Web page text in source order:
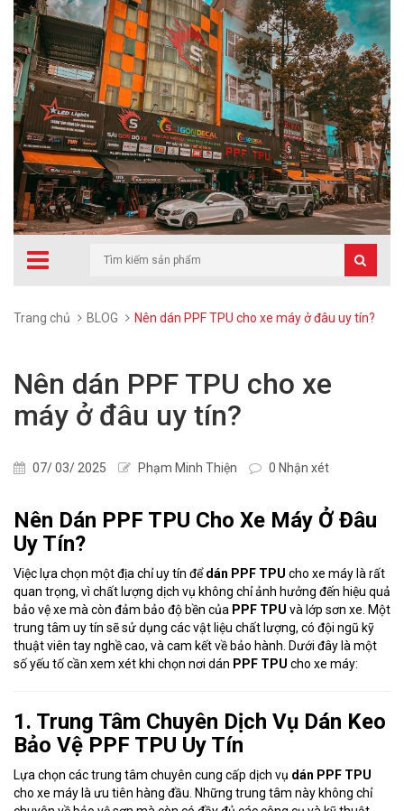
Trang chủ BLOG Nên dán PPF TPU cho xe máy ở đâu uy tín?
Nên dán PPF TPU cho xe
máy ở đâu uy tín?
07/ 03/ 2025 Phạm Minh Thiện 0 Nhận xét
Nên Dán PPF TPU Cho Xe Máy Ở Đâu
Uy Tín?
Việc lựa chọn một địa chỉ uy tín đểdán PPF TPU cho xe máy là rất
quan trọng, vì chất lượng dịch vụ không chỉ ảnh hưởng đến hiệu quả
bảo vệ xe mà còn đảm bảo độ bền của PPF TPU và lớp sơn xe. Một
trung tâm uy tín sẽ sử dụng các vật liệu chất lượng, có đội ngũ kỹ
thuật viên tay nghề cao, và cam kết về bảo hành. Dưới đây là một
số yếu tố cần xem xét khi chọn nơi dán PPF TPU cho xe máy:
1. Trung Tâm Chuyên Dịch Vụ Dán Keo
Bảo Vệ PPF TPU Uy Tín
Lựa chọn các trung tâm chuyên cung cấp dịch vụ dán PPF TPU
cho xe máy là ưu tiên hàng đầu. Những trung tâm này không chỉ